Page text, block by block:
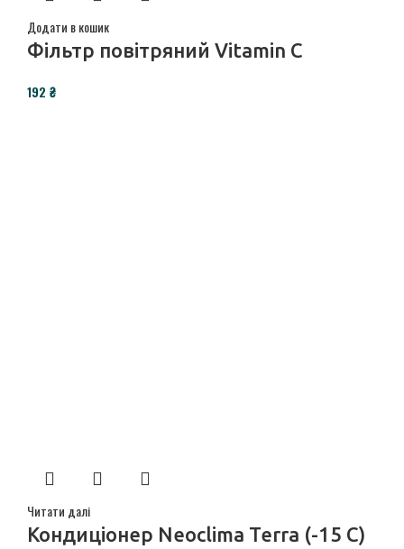
Додати в кошик
Фільтр повітряний Vitamin C
₴
Читати далі
Кондиціонер Neoclima Terra (-15 С)